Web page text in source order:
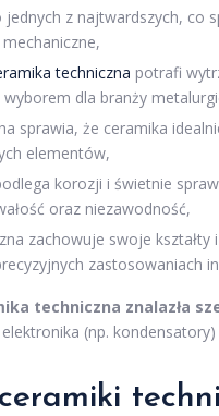
jednych z najtwardszych, co
techniczna potrafi
dla branży
sprawia, że ceramika
elementów,
korozji i świetnie
oraz niezawodność,
zachowuje swoje
zastosowaniach
techniczna znalazła
(np.